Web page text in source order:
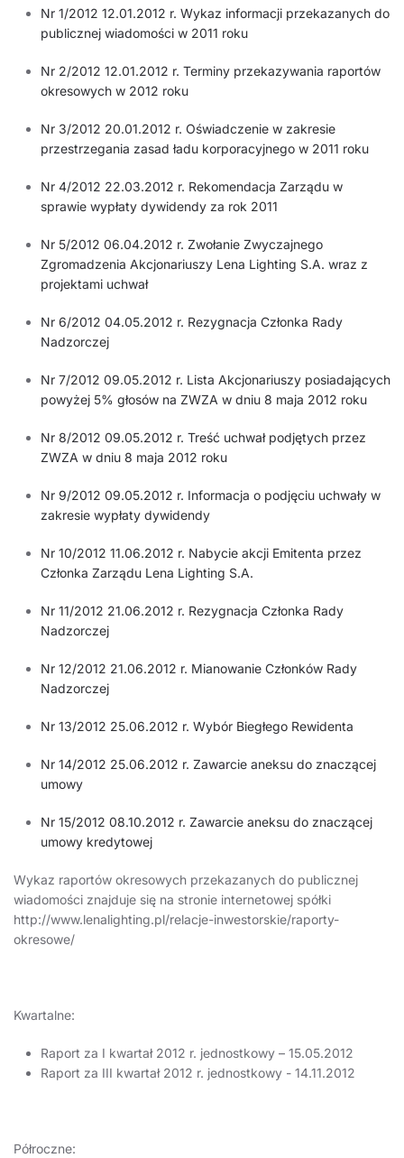
Nr 1/2012 12.01.2012 r. Wykaz informacji przekazanych do
publicznej wiadomości w 2011 roku
Nr 2/2012 12.01.2012 r. Terminy przekazywania raportów
okresowych w 2012 roku
Nr 3/2012 20.01.2012 r. Oświadczenie w zakresie
przestrzegania zasad ładu korporacyjnego w 2011 roku
Nr 4/2012 22.03.2012 r. Rekomendacja Zarządu w
sprawie wypłaty dywidendy za rok 2011
Nr 5/2012 06.04.2012 r. Zwołanie Zwyczajnego
Zgromadzenia Akcjonariuszy Lena Lighting S.A. wraz z
projektami uchwał
Nr 6/2012 04.05.2012 r. Rezygnacja Członka Rady
Nadzorczej
Nr 7/2012 09.05.2012 r. Lista Akcjonariuszy posiadających
powyżej 5% głosów na ZWZA w dniu 8 maja 2012 roku
Nr 8/2012 09.05.2012 r. Treść uchwał podjętych przez
ZWZA w dniu 8 maja 2012 roku
Nr 9/2012 09.05.2012 r. Informacja o podjęciu uchwały w
zakresie wypłaty dywidendy
Nr 10/2012 11.06.2012 r. Nabycie akcji Emitenta przez
Członka Zarządu Lena Lighting S.A.
Nr 11/2012 21.06.2012 r. Rezygnacja Członka Rady
Nadzorczej
Nr 12/2012 21.06.2012 r. Mianowanie Członków Rady
Nadzorczej
Nr 13/2012 25.06.2012 r. Wybór Biegłego Rewidenta
Nr 14/2012 25.06.2012 r. Zawarcie aneksu do znaczącej
umowy
Nr 15/2012 08.10.2012 r. Zawarcie aneksu do znaczącej
umowy kredytowej
Wykaz raportów okresowych przekazanych do publicznej
wiadomości znajduje się na stronie internetowej spółki
http://www.lenalighting.pl/relacje-inwestorskie/raporty-
okresowe/
Kwartalne:
Raport za I kwartał 2012 r. jednostkowy – 15.05.2012
Raport za III kwartał 2012 r. jednostkowy - 14.11.2012
Półroczne: